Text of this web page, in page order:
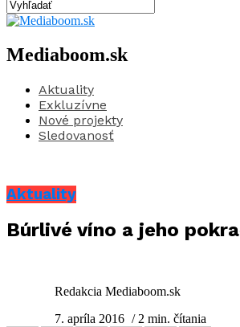
Mediaboom.sk
Aktuality
Exkluzívne
Nové projekty
Sledovanosť
Aktuality
Búrlivé víno a jeho
Redakcia Mediaboom.sk
7. apríla 2016 / 2 min. čítania